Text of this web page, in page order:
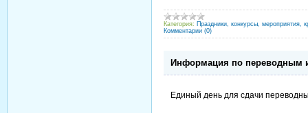
Категория: Праздники, конкурсы, мероприятия,
Комментарии (0)
Информация по переводным
Единый день для сдачи